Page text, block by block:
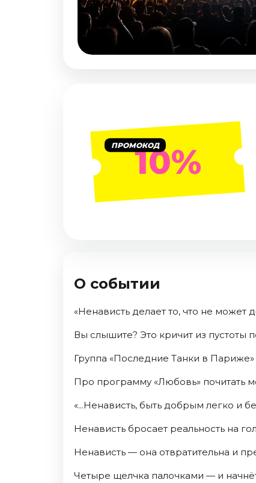
Октябрь 2026
Октябрь 2026
Октябрь 2026
ПРОМОКОД10%
О событии
«Ненависть делает то, что не может
Вы слышите? Это кричит из пустоты
Группа «Последние Танки в
Про программу «Любовь» почитать
«...Ненависть, быть добрым легко и
Ненависть бросает реальность на
Ненависть — она отвратительна и
Четыре щелчка палочками — и